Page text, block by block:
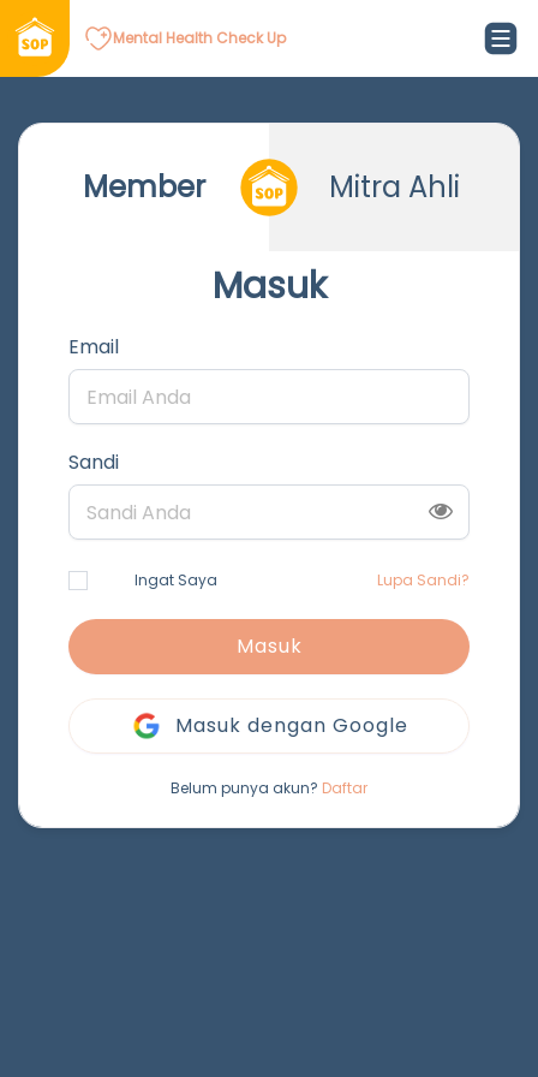
Mental Health Check Up
Member Mitra Ahli
Masuk
Email
Sandi
Ingat Saya Lupa Sandi?
Masuk
Masuk dengan Google
Belum punya akun? Daftar